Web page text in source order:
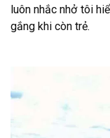
luôn nhắc nhở tôi
gắng khi còn trẻ.